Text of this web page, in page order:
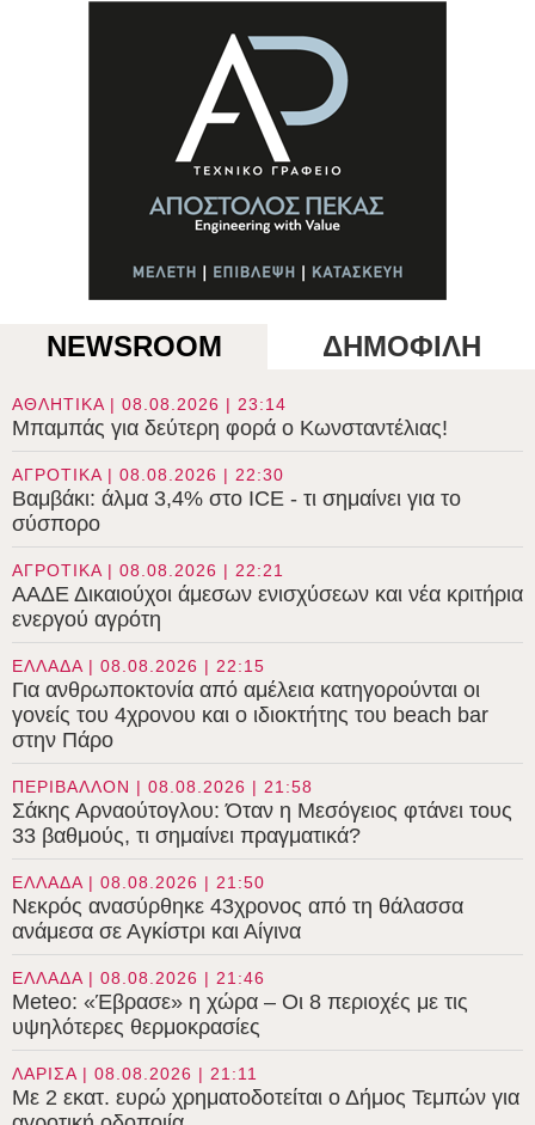
NEWSROOM ΔΗΜΟΦΙΛΗ
ΑΘΛΗΤΙΚΑ | 08.08.2026 | 23:14
Μπαμπάς για δεύτερη φορά ο Κωνσταντέλιας!
ΑΓΡΟΤΙΚΑ | 08.08.2026 | 22:30
Βαμβάκι: άλμα 3,4% στο ICE - τι σημαίνει για το
σύσπορο
ΑΓΡΟΤΙΚΑ | 08.08.2026 | 22:21
ΑΑΔΕ Δικαιούχοι άμεσων ενισχύσεων και νέα κριτήρια
ενεργού αγρότη
ΕΛΛΑΔΑ | 08.08.2026 | 22:15
Για ανθρωποκτονία από αμέλεια κατηγορούνται οι
γονείς του 4χρονου και ο ιδιοκτήτης του beach bar
στην Πάρο
ΠΕΡΙΒΑΛΛΟΝ | 08.08.2026 | 21:58
Σάκης Αρναούτογλου: Όταν η Μεσόγειος φτάνει τους
33 βαθμούς, τι σημαίνει πραγματικά?
ΕΛΛΑΔΑ | 08.08.2026 | 21:50
Νεκρός ανασύρθηκε 43χρονος από τη θάλασσα
ανάμεσα σε Αγκίστρι και Αίγινα
ΕΛΛΑΔΑ | 08.08.2026 | 21:46
Meteo: «Έβρασε» η χώρα – Οι 8 περιοχές με τις
υψηλότερες θερμοκρασίες
ΛΑΡΙΣΑ | 08.08.2026 | 21:11
Με 2 εκατ. ευρώ χρηματοδοτείται ο Δήμος Τεμπών για